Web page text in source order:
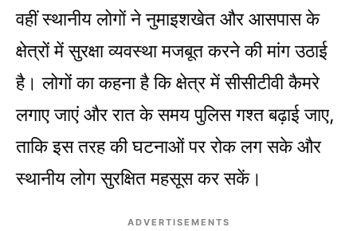
वहीं स्थानीय लोगों ने नुमाइशखेत और आसपास के
क्षेत्रों में सुरक्षा व्यवस्था मजबूत करने की मांग उठाई
है। लोगों का कहना है कि क्षेत्र में सीसीटीवी कैमरे
लगाए जाएं और रात के समय पुलिस गश्त बढ़ाई जाए,
ताकि इस तरह की घटनाओं पर रोक लग सके और
स्थानीय लोग सुरक्षित महसूस कर सकें।
ADVERTISEMENTS